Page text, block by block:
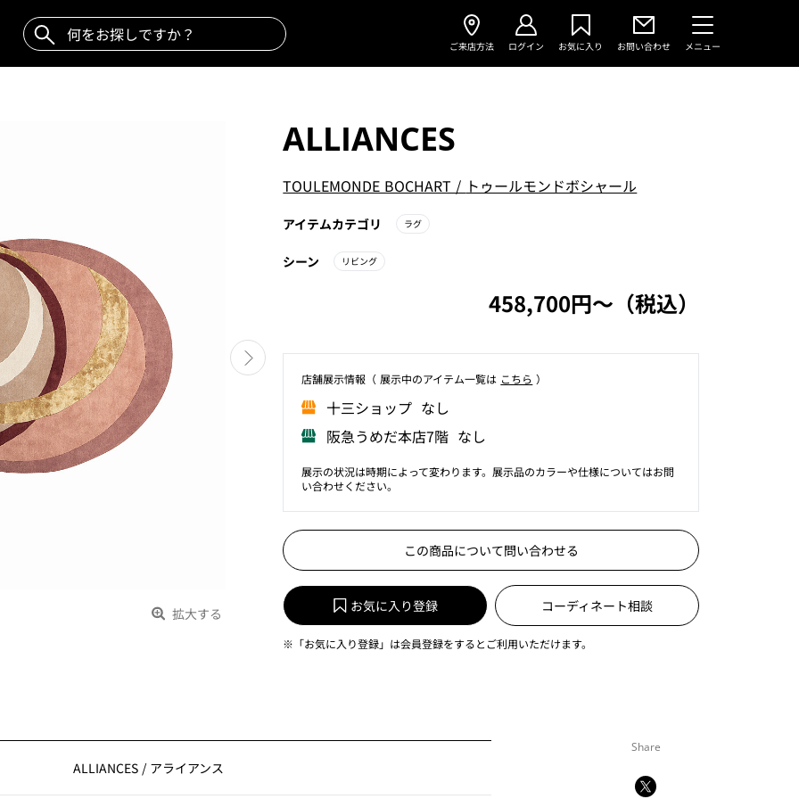
ご来店方法 ログイン お気に入り お問い合わせ メニュー
拡大する
ALLIANCES
TOULEMONDE BOCHART / トゥールモンドボシャール
アイテムカテゴリ ラグ
シーン リビング
458,700円〜（税込）
店舗展⽰情報（ 展⽰中のアイテム⼀覧は こちら ）
⼗三ショップ なし
阪急うめだ本店7階 なし
展示の状況は時期によって変わります。展示品のカラーや仕様についてはお問
い合わせください。
この商品について問い合わせる
お気に入り登録 コーディネート相談
※「お気に入り登録」は会員登録をするとご利用いただけます。
Share
ALLIANCES / アライアンス